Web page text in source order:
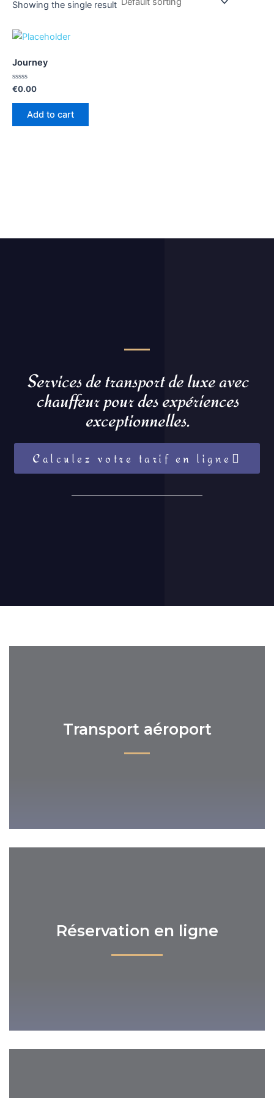
Showing the single result
Journey
Rated
out
€0.00
Add to cart
Services de transport de luxe avec
chauffeur pour des expériences
exceptionnelles.
Calculez votre tarif en ligne
Transport aéroport
Réservation en ligne